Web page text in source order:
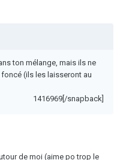
ton mélange, mais ils ne
(ils les laisseront au
1416969[/snapback]
de moi (aime po trop le